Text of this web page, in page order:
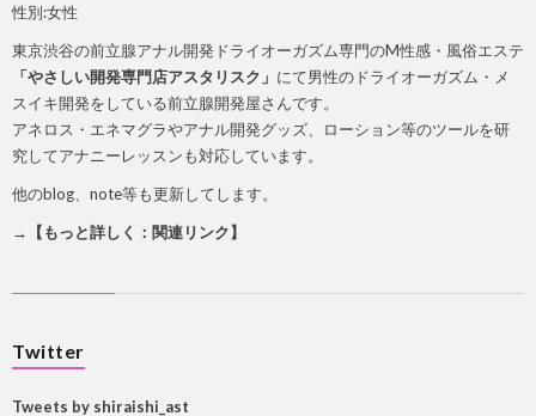
性別:女性
東京渋谷の前立腺アナル開発ドライオーガズム専門のM性感・風俗エステ
「やさしい開発専門店アスタリスク」 にて男性のドライオーガズム・メ
スイキ開発をしている前立腺開発屋さんです。
アネロス・エネマグラやアナル開発グッズ、ローション等のツールを研
究してアナニーレッスンも対応しています。
他のblog、note等も更新してします。
→【もっと詳しく：関連リンク】
Twitter
Tweets by shiraishi_ast